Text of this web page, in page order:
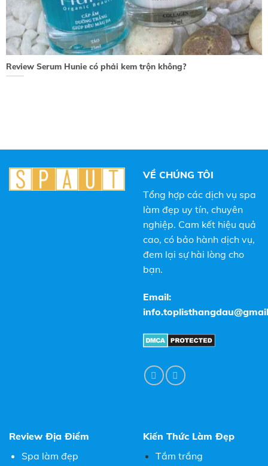
Review Serum Hunie có phải kem trộn không?
VỀ CHÚNG TÔI
Tổng hợp các dịch vụ spa
làm đẹp uy tín, chuyên
nghiệp. Cam kết hiệu quả
cao, có bảo hành dịch vụ,
đem lại sự hài lòng cho
bạn.
Email:
Review Địa Điểm
Spa làm đẹp
Kiến Thức Làm Đẹp
Tắm trắng